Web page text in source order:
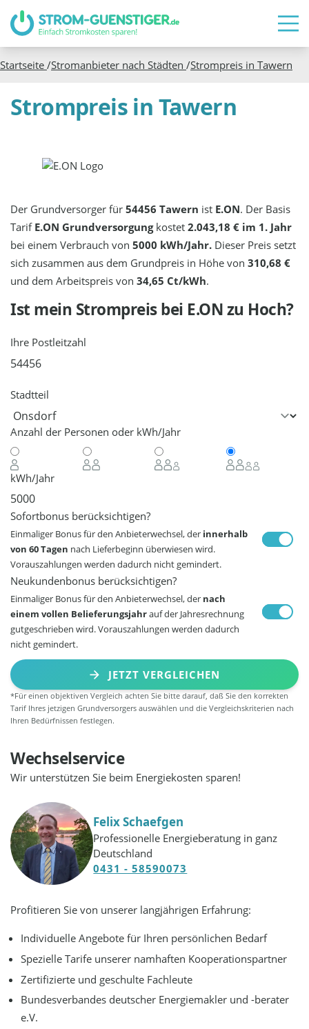
Startseite /Stromanbieter nach Städten /Strompreis in Tawern
Strompreis in Tawern
Der Grundversorger für54456 Tawern ist E.ON. Der Basis
Tarif E.ON Grundversorgungkostet2.043,18 € im 1. Jahr
bei einem Verbrauch von5000 kWh/Jahr. Dieser Preis setzt
sich zusammen aus dem Grundpreis in Höhe von310,68 €
und dem Arbeitspreis von34,65 Ct/kWh.
Ist mein Strompreis bei E.ONzu Hoch?
Ihre Postleitzahl
Stadtteil
Anzahl der Personen oder kWh/Jahr
kWh/Jahr
Sofortbonus berücksichtigen?
Einmaliger Bonus für den Anbieterwechsel, der innerhalb
von 60 Tagen nach Lieferbeginn überwiesen wird.
Vorauszahlungen werden dadurch nicht gemindert.
Neukundenbonus berücksichtigen?
Einmaliger Bonus für den Anbieterwechsel, der nach
einem vollen Belieferungsjahrauf der Jahresrechnung
gutgeschrieben wird. Vorauszahlungen werden dadurch
nicht gemindert.
JETZT VERGLEICHEN
*Für einen objektiven Vergleich achten Sie bitte darauf, daß Sie den korrekten
Tarif Ihres jetzigen Grundversorgers auswählen und die Vergleichskriterien nach
Ihren Bedürfnissen festlegen.
Wechselservice
Wir unterstützen Sie beim Energiekosten sparen!
Felix Schaefgen
Professionelle Energieberatung in ganz
Deutschland
0431 - 58590073
Profitieren Sie von unserer langjährigen Erfahrung:
Individuelle Angebote für Ihren persönlichen Bedarf
Spezielle Tarife unserer namhaften Kooperationspartner
Zertifizierte und geschulte Fachleute
Bundesverbandes deutscher Energiemakler und -berater
e.V.